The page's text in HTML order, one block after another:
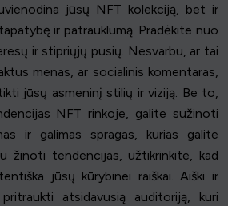
jūsų NFT kolekciją, bet ir
ir patrauklumą. Pradėkite nuo
ir stipriųjų pusių. Nesvarbu, ar tai
menas, ar socialinis komentaras,
jūsų asmeninį stilių ir viziją. Be to,
NFT rinkoje, galite sužinoti
ir galimas spragas, kurias galite
žinoti tendencijas, užtikrinkite, kad
jūsų kūrybinei raiškai. Aiški ir
atsidavusią auditoriją, kuri